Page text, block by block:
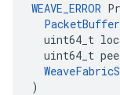
WEAVE_ERROR
PacketBuffer
uint64_t
uint64_t
)